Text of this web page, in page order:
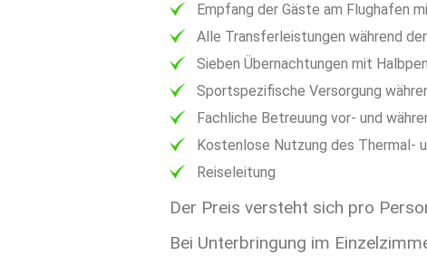
Empfang der Gäste am Flughafen
Alle Transferleistungen während
Sieben Übernachtungen mit
Sportspezifische Versorgung
Fachliche Betreuung vor- und
Kostenlose Nutzung des Thermal-
Reiseleitung
Der Preis versteht sich pro
Bei Unterbringung im